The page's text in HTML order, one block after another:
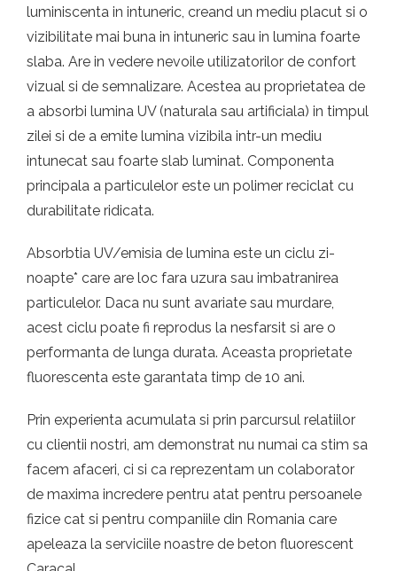
luminiscenta in intuneric, creand un mediu placut si o
vizibilitate mai buna in intuneric sau in lumina foarte
slaba. Are in vedere nevoile utilizatorilor de confort
vizual si de semnalizare. Acestea au proprietatea de
a absorbi lumina UV (naturala sau artificiala) in timpul
zilei si de a emite lumina vizibila intr-un mediu
intunecat sau foarte slab luminat. Componenta
principala a particulelor este un polimer reciclat cu
durabilitate ridicata.
Absorbtia UV/emisia de lumina este un ciclu zi-
noapte* care are loc fara uzura sau imbatranirea
particulelor. Daca nu sunt avariate sau murdare,
acest ciclu poate fi reprodus la nesfarsit si are o
performanta de lunga durata. Aceasta proprietate
fluorescenta este garantata timp de 10 ani.
Prin experienta acumulata si prin parcursul relatiilor
cu clientii nostri, am demonstrat nu numai ca stim sa
facem afaceri, ci si ca reprezentam un colaborator
de maxima incredere pentru atat pentru persoanele
fizice cat si pentru companiile din Romania care
apeleaza la serviciile noastre de beton fluorescent